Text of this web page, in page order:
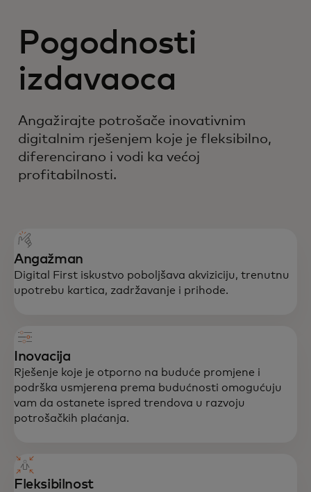
Pogodnosti
izdavaoca
Angažirajte potrošače inovativnim
digitalnim rješenjem koje je fleksibilno,
diferencirano i vodi ka većoj
profitabilnosti.
Angažman
Digital First iskustvo poboljšava akviziciju, trenutnu
upotrebu kartica, zadržavanje i prihode.
Inovacija
Rješenje koje je otporno na buduće promjene i
podrška usmjerena prema budućnosti omogućuju
vam da ostanete ispred trendova u razvoju
potrošačkih plaćanja.
Fleksibilnost